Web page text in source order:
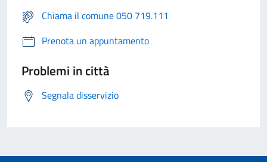
Chiama il comune 050 719.111
Prenota un appuntamento
Problemi in città
Segnala disservizio